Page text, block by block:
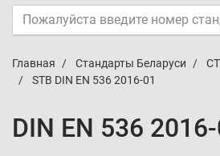
Главная Стандарты Беларуси
STB DIN EN 536 2016-01
DIN EN 536